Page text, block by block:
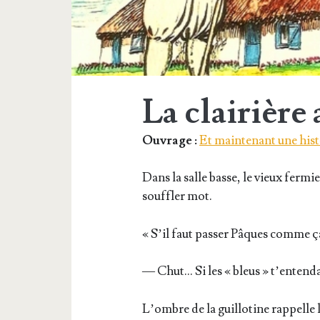
La clairière
Ouvrage :Et maintenant une
Dans la salle basse, le vieux
souf­fler mot.
« S’il faut pas­ser Pâques comme
— Chut… Si les « bleus »
L’ombre de la guillo­tine rap­pelle